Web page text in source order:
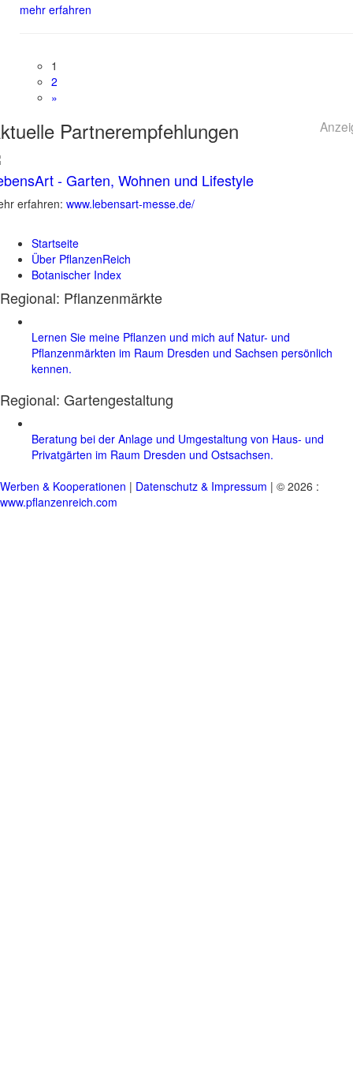
mehr erfahren
1
2
»
Partnerempfehlungen
- Garten, Wohnen und Lifestyle
erfahren: www.lebensart-messe.de/
Startseite
Über PflanzenReich
Botanischer Index
Regional: Pflanzenmärkte
Lernen Sie meine Pflanzen und mich auf Natur- und
Pflanzenmärkten im Raum Dresden und Sachsen persönlich
kennen.
Regional: Gartengestaltung
Beratung bei der Anlage und Umgestaltung von Haus- und
Privatgärten im Raum Dresden und Ostsachsen.
Werben & Kooperationen | Datenschutz & Impressum | © 2026 :
www.pflanzenreich.com